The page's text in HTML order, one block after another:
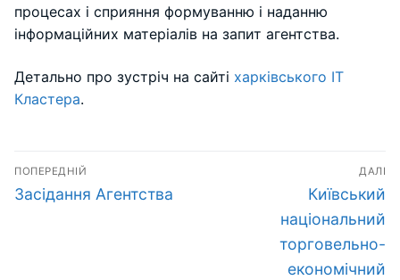
процесах і сприяння формуванню і наданню
інформаційних матеріалів на запит агентства.
Детально про зустріч на сайті харківського IT
Кластера.
Навігація
записів
ПОПЕРЕДНІЙ
Попередній
Засідання Агентства
ДАЛІ
Наступний
запис:
Київський
національний
торговельно-
економічний